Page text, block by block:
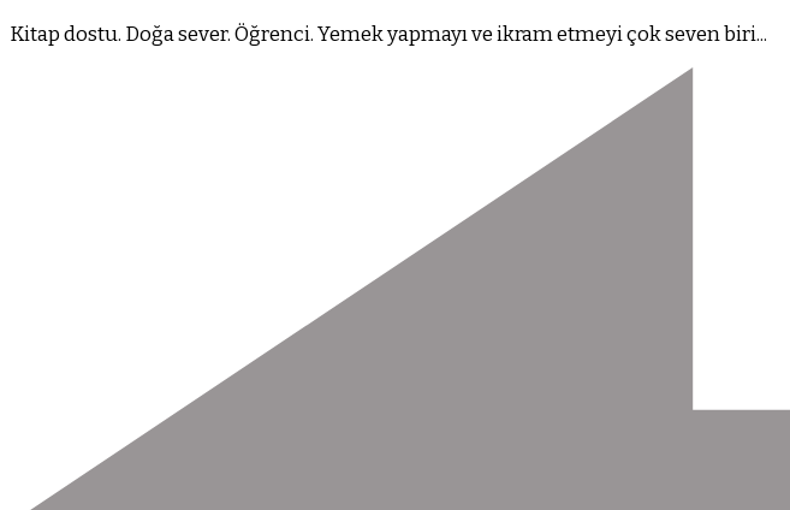
Kitap dostu. Doğa sever. Öğrenci. Yemek yapmayı ve ikram etmeyi çok seven biri...